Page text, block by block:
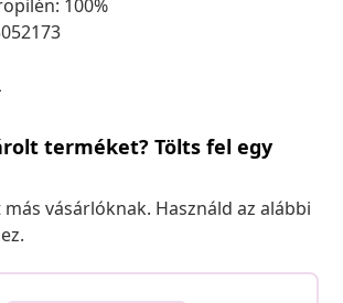
100%
terméket? Tölts fel egy
vásárlóknak. Használd az alábbi